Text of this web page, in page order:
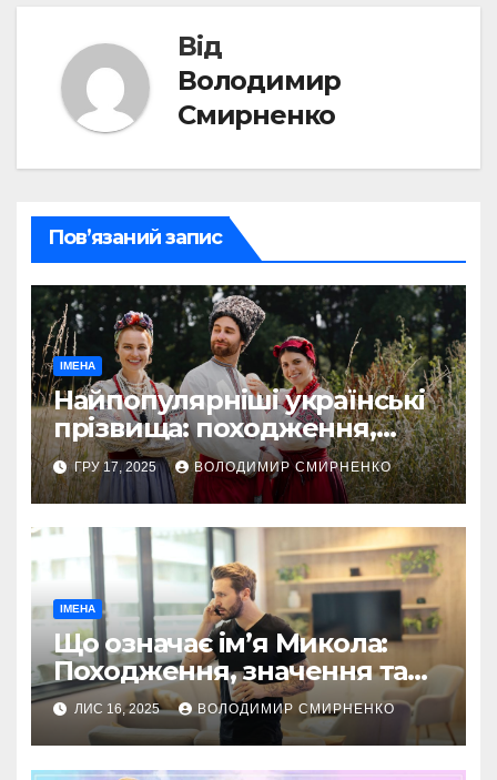
Від
Володимир
Смирненко
Пов’язаний запис
ІМЕНА
Найпопулярніші українські
прізвища: походження,
статистика та історії
ГРУ 17, 2025 ВОЛОДИМИР СМИРНЕНКО
ІМЕНА
Що означає ім’я Микола:
Походження, значення та
приховані глибини
ЛИС 16, 2025 ВОЛОДИМИР СМИРНЕНКО